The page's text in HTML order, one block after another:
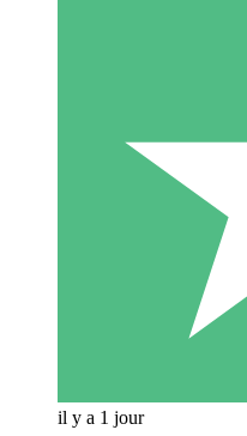
il y a 1 jour